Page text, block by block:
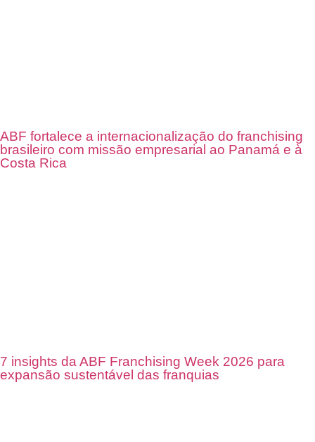
ABF fortalece a internacionalização do franchising
brasileiro com missão empresarial ao Panamá e à
Costa Rica
7 insights da ABF Franchising Week 2026 para
expansão sustentável das franquias